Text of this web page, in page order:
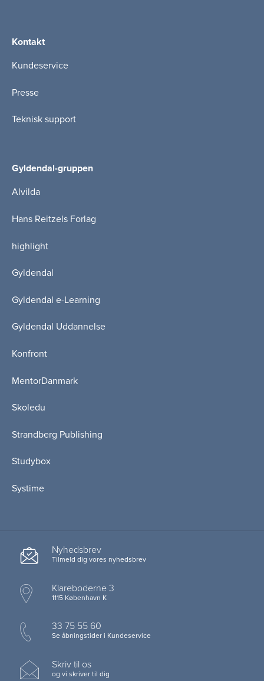
Kontakt
Kundeservice
Presse
Teknisk support
Gyldendal-gruppen
Alvilda
Hans Reitzels Forlag
highlight
Gyldendal
Gyldendal e-Learning
Gyldendal Uddannelse
Konfront
MentorDanmark
Skoledu
Strandberg Publishing
Studybox
Systime
Nyhedsbrev
Tilmeld dig vores nyhedsbrev
Klareboderne 3
1115 København K
33 75 55 60
Se åbningstider i Kundeservice
Skriv til os
og vi skriver til dig